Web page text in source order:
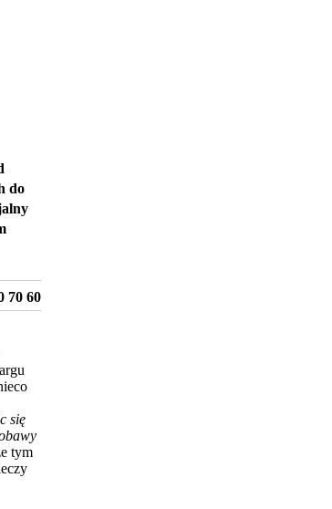
do
70 60
się
tym